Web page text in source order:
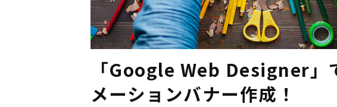
「Google Web Designer」
メーションバナー作成！